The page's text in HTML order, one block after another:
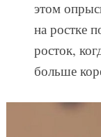
этом
на ростке
росток,
больше